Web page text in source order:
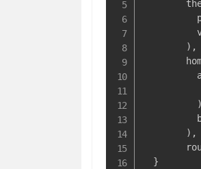
) ,
)
) ,
}